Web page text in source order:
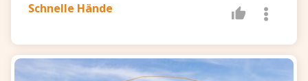
Schnelle Hände